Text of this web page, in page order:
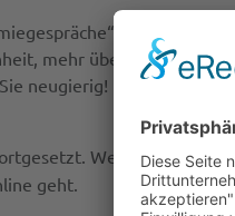
lädt ein zur
mehr über deren
neugierig!
Wenn Sie den
geht.